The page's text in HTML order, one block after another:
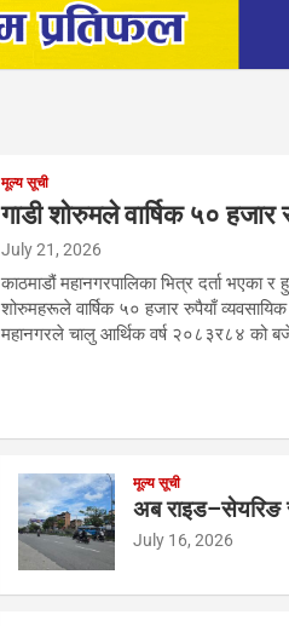
मूल्य सूची
गाडी शोरुमले वार्षिक ५० हजार
July 21, 2026
काठमाडौं महानगरपालिका भित्र दर्ता भएका
शोरुमहरूले वार्षिक ५० हजार रुपैयाँ
महानगरले चालु आर्थिक वर्ष २०८३र८४ को
मूल्य सूची
अब राइड–सेयरिङ
July 16, 2026